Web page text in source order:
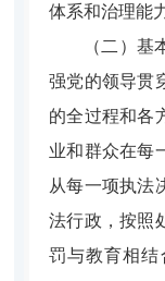
体系和治理能
（二）基
强党的领导贯
的全过程和各
业和群众在每
从每一项执法
法行政，按照
罚与教育相结